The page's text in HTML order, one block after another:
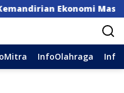
Masyarakat
InfoOlahraga